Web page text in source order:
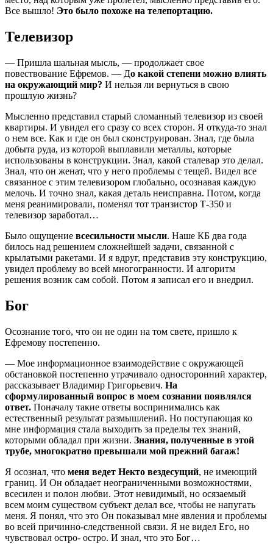
Все вышло! Это было похоже на телепортацию.
Телевизор
— Пришла шальная мысль, — продолжает свое
повествование Ефремов. — До какой степени можно влиять
на окружающий мир? И нельзя ли вернуться в свою
прошлую жизнь?
Мысленно представил старый сломанный телевизор из своей
квартиры. И увидел его сразу со всех сторон. Я откуда-то знал
о нем все. Как и где он был сконструирован. Знал, где была
добыта руда, из которой выплавили металлы, которые
использованы в конструкции. Знал, какой сталевар это делал.
Знал, что он женат, что у него проблемы с тещей. Видел все
связанное с этим телевизором глобально, осознавая каждую
мелочь. И точно знал, какая деталь неисправна. Потом, когда
меня реанимировали, поменял тот транзистор Т-350 и
телевизор заработал…
Было ощущение всесильности мысли. Наше КБ два года
билось над решением сложнейшей задачи, связанной с
крылатыми ракетами. И я вдруг, представив эту конструкцию,
увидел проблему во всей многогранности. И алгоритм
решения возник сам собой. Потом я записал его и внедрил.
Бог
Осознание того, что он не один на том свете, пришло к
Ефремову постепенно.
— Мое информационное взаимодействие с окружающей
обстановкой постепенно утрачивало односторонний характер,
рассказывает Владимир Григорьевич. На
сформулированный вопрос в моем сознании появлялся
ответ. Поначалу такие ответы воспринимались как
естественный результат размышлений. Но поступающая ко
мне информация стала выходить за пределы тех знаний,
которыми обладал при жизни. Знания, полученные в этой
трубе, многократно превышали мой прежний багаж!
Я осознал, что меня ведет Некто вездесущий, не имеющий
границ. И Он обладает неограниченными возможностями,
всесилен и полон любви. Этот невидимый, но осязаемый
всем моим существом субъект делал все, чтобы не напугать
меня. Я понял, что это Он показывал мне явления и проблемы
во всей причинно-следственной связи. Я не видел Его, но
чувствовал остро- остро. И знал, что это Бог…